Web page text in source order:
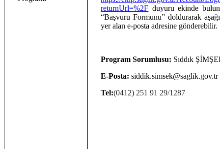
returnUrl=%2F duyuru ekinde
“Başvuru Formunu” doldurarak
yer alan e-posta adresine gönderebilir.
Program Sorumlusu: Sıddık
E-Posta:siddik.simsek@saglik.gov.tr
Tel:(0412) 251 91 29/1287